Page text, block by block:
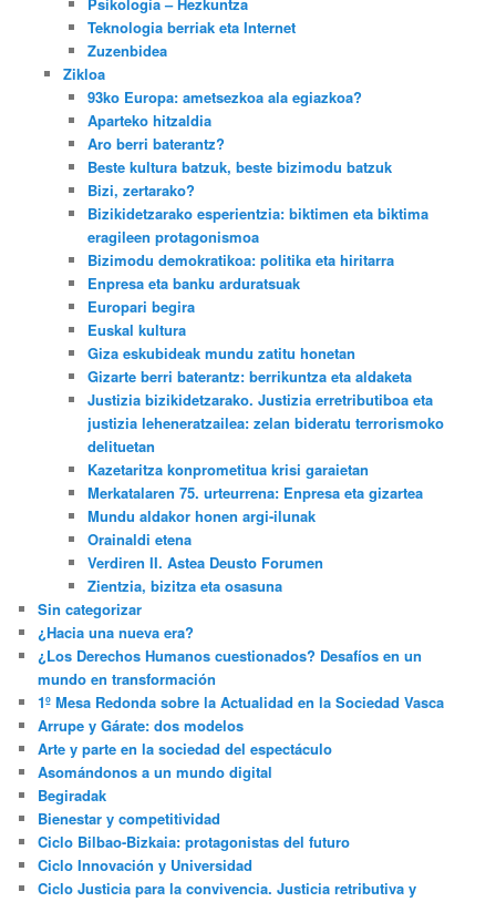
Teknologia berriak eta Internet
Zuzenbidea
Zikloa
93ko Europa: ametsezkoa ala egiazkoa?
Aparteko hitzaldia
Aro berri baterantz?
Beste kultura batzuk, beste bizimodu batzuk
Bizi, zertarako?
Bizikidetzarako esperientzia: biktimen eta biktima
eragileen protagonismoa
Bizimodu demokratikoa: politika eta hiritarra
Enpresa eta banku arduratsuak
Europari begira
Euskal kultura
Giza eskubideak mundu zatitu honetan
Gizarte berri baterantz: berrikuntza eta aldaketa
Justizia bizikidetzarako. Justizia erretributiboa eta
justizia leheneratzailea: zelan bideratu terrorismoko
delituetan
Kazetaritza konprometitua krisi garaietan
Merkatalaren 75. urteurrena: Enpresa eta gizartea
Mundu aldakor honen argi-ilunak
Orainaldi etena
Verdiren II. Astea Deusto Forumen
Zientzia, bizitza eta osasuna
Sin categorizar
¿Hacia una nueva era?
¿Los Derechos Humanos cuestionados? Desafíos en un
mundo en transformación
1º Mesa Redonda sobre la Actualidad en la Sociedad Vasca
Arrupe y Gárate: dos modelos
Arte y parte en la sociedad del espectáculo
Asomándonos a un mundo digital
Begiradak
Bienestar y competitividad
Ciclo Bilbao-Bizkaia: protagonistas del futuro
Ciclo Innovación y Universidad
Ciclo Justicia para la convivencia. Justicia retributiva y